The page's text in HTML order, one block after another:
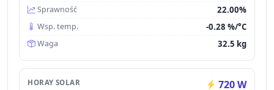
Sprawność
22.00%
Wsp. temp. -0.28 %/°C
Waga 32.5 kg
HORAY SOLAR 720 W